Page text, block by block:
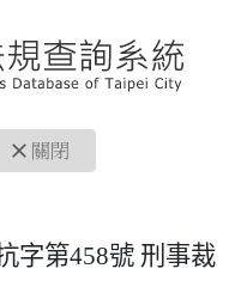
close 關閉
字第458號 刑事裁